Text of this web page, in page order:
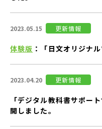
2023.05.15 更新情報
体験版 ：「日文オリジナ
2023.04.20 更新情報
「デジタル教科書サポー
開しました。